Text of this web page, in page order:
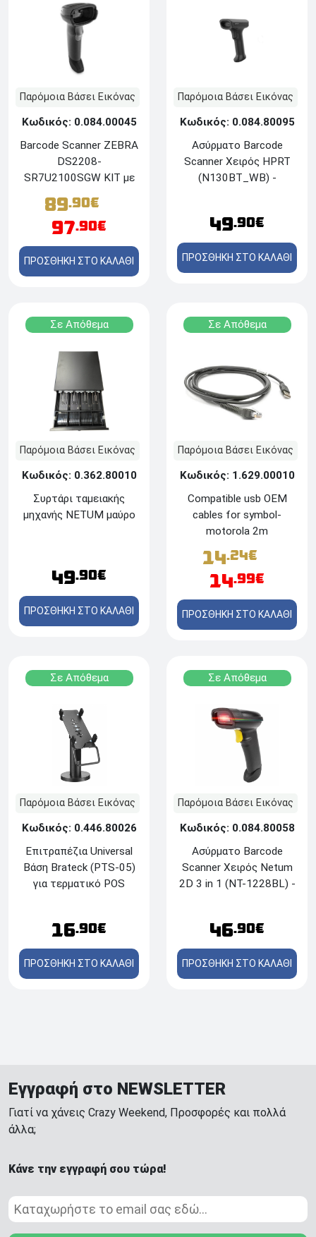
Παρόμοια Βάσει Εικόνας
Κωδικός: 0.084.00045
Barcode Scanner ZEBRA
DS2208-
SR7U2100SGW KIT με
S07ZBR και Stand 20-
71043-04R
89.90€
97.90€
ΠΡΟΣΘΗΚΗ ΣΤΟ ΚΑΛΑΘΙ
Παρόμοια Βάσει Εικόνας
Κωδικός: 0.084.80095
Ασύρματο Barcode
Scanner Χειρός HPRT
(N130BT_WB) -
49.90€
ΠΡΟΣΘΗΚΗ ΣΤΟ ΚΑΛΑΘΙ
Σε Απόθεμα
Παρόμοια Βάσει Εικόνας
Κωδικός: 0.362.80010
Συρτάρι ταμειακής
μηχανής NETUM μαύρο
49.90€
ΠΡΟΣΘΗΚΗ ΣΤΟ ΚΑΛΑΘΙ
Σε Απόθεμα
Παρόμοια Βάσει Εικόνας
Κωδικός: 1.629.00010
Compatible usb OEM
cables for symbol-
motorola 2m
14.24€
14.99€
ΠΡΟΣΘΗΚΗ ΣΤΟ ΚΑΛΑΘΙ
Σε Απόθεμα
Παρόμοια Βάσει Εικόνας
Κωδικός: 0.446.80026
Επιτραπέζια Universal
Βάση Brateck (PTS-05)
για τερματικό POS
16.90€
ΠΡΟΣΘΗΚΗ ΣΤΟ ΚΑΛΑΘΙ
Σε Απόθεμα
Παρόμοια Βάσει Εικόνας
Κωδικός: 0.084.80058
Ασύρματο Barcode
Scanner Χειρός Netum
2D 3 in 1 (NT-1228BL) -
USB - Black
46.90€
ΠΡΟΣΘΗΚΗ ΣΤΟ ΚΑΛΑΘΙ
Εγγραφή στο NEWSLETTER
Γιατί να χάνεις Crazy Weekend, Προσφορές και πολλά
άλλα;
Κάνε την εγγραφή σου τώρα!